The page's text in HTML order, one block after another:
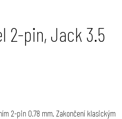
2-pin, Jack 3.5
2-pin 0.78 mm. Zakončení klasickým